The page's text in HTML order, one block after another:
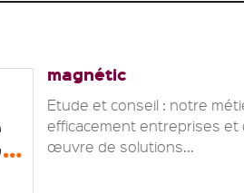
magnétic
Etude et conseil : notre
efficacement entreprises et
œuvre de solutions...